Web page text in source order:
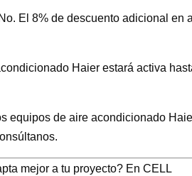
No. El 8% de descuento adicional en
Haier estará activa
equipos de aire acondicionado
mejor a tu proyecto? En CELL